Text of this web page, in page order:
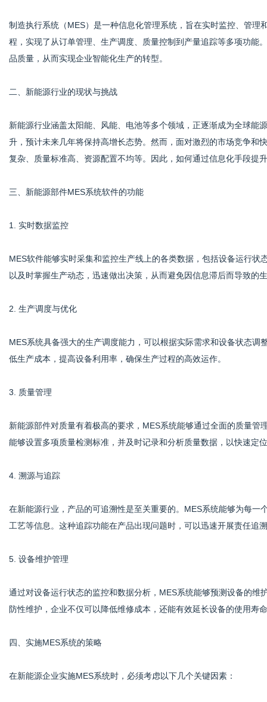
制造执行系统（MES）是一种信息化管理系统，旨在实时监控、管
程，实现了从订单管理、生产调度、质量控制到产量追踪等多项功能
品质量，从而实现企业智能化生产的转型。
二、新能源行业的现状与挑战
新能源行业涵盖太阳能、风能、电池等多个领域，正逐渐成为全球能
升，预计未来几年将保持高增长态势。然而，面对激烈的市场竞争和
复杂、质量标准高、资源配置不均等。因此，如何通过信息化手段提
三、新能源部件MES系统软件的功能
1. 实时数据监控
MES软件能够实时采集和监控生产线上的各类数据，包括设备运行
以及时掌握生产动态，迅速做出决策，从而避免因信息滞后而导致的
2. 生产调度与优化
MES系统具备强大的生产调度能力，可以根据实际需求和设备状态
低生产成本，提高设备利用率，确保生产过程的高效运作。
3. 质量管理
新能源部件对质量有着极高的要求，MES系统能够通过全面的质量
能够设置多项质量检测标准，并及时记录和分析质量数据，以快速定
4. 溯源与追踪
在新能源行业，产品的可追溯性是至关重要的。MES系统能够为每
工艺等信息。这种追踪功能在产品出现问题时，可以迅速开展责任追
5. 设备维护管理
通过对设备运行状态的监控和数据分析，MES系统能够预测设备的
防性维护，企业不仅可以降低维修成本，还能有效延长设备的使用寿
四、实施MES系统的策略
在新能源企业实施MES系统时，必须考虑以下几个关键因素：